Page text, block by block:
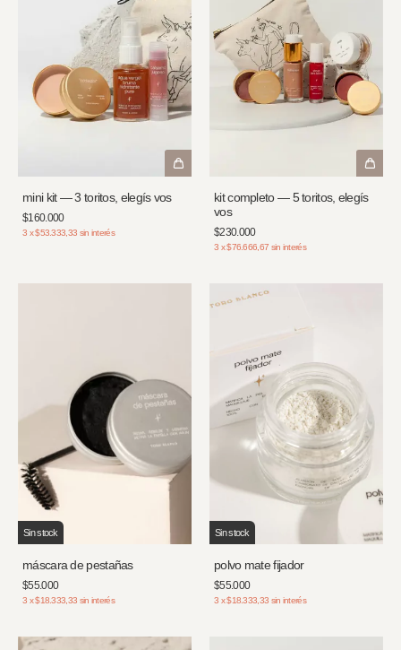
mini kit — 3 toritos, elegís vos
$160.000
3 x$53.333,33 sin interés
kit completo — 5 toritos, elegís
vos
$230.000
3 x$76.666,67 sin interés
Sin stock
máscara de pestañas
$55.000
3 x$18.333,33 sin interés
Sin stock
polvo mate fijador
$55.000
3 x$18.333,33 sin interés